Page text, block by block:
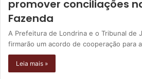
promover conciliações
Fazenda
A Prefeitura de Londrina e o Tribunal de
firmarão um acordo de cooperação para
Leia mais »